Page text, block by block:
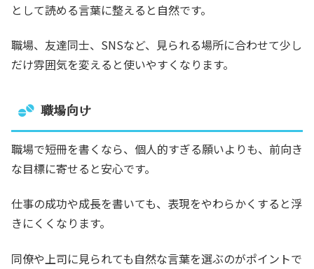
として読める言葉に整えると自然です。
職場、友達同士、SNSなど、見られる場所に合わせて少し
だけ雰囲気を変えると使いやすくなります。
職場向け
職場で短冊を書くなら、個人的すぎる願いよりも、前向き
な目標に寄せると安心です。
仕事の成功や成長を書いても、表現をやわらかくすると浮
きにくくなります。
同僚や上司に見られても自然な言葉を選ぶのがポイントで